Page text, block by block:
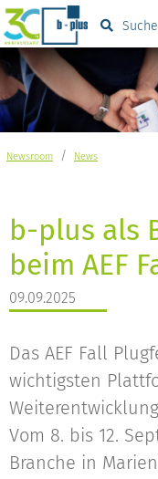
Suche
Newsroom / News
b-plus als
beim AEF
09.09.2025
Das AEF Fall
wichtigsten
Vom 8. bis 12.
Branche in